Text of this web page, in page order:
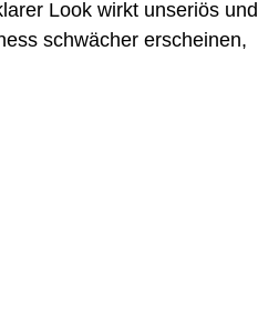
Look wirkt unseriös und
schwächer erscheinen,